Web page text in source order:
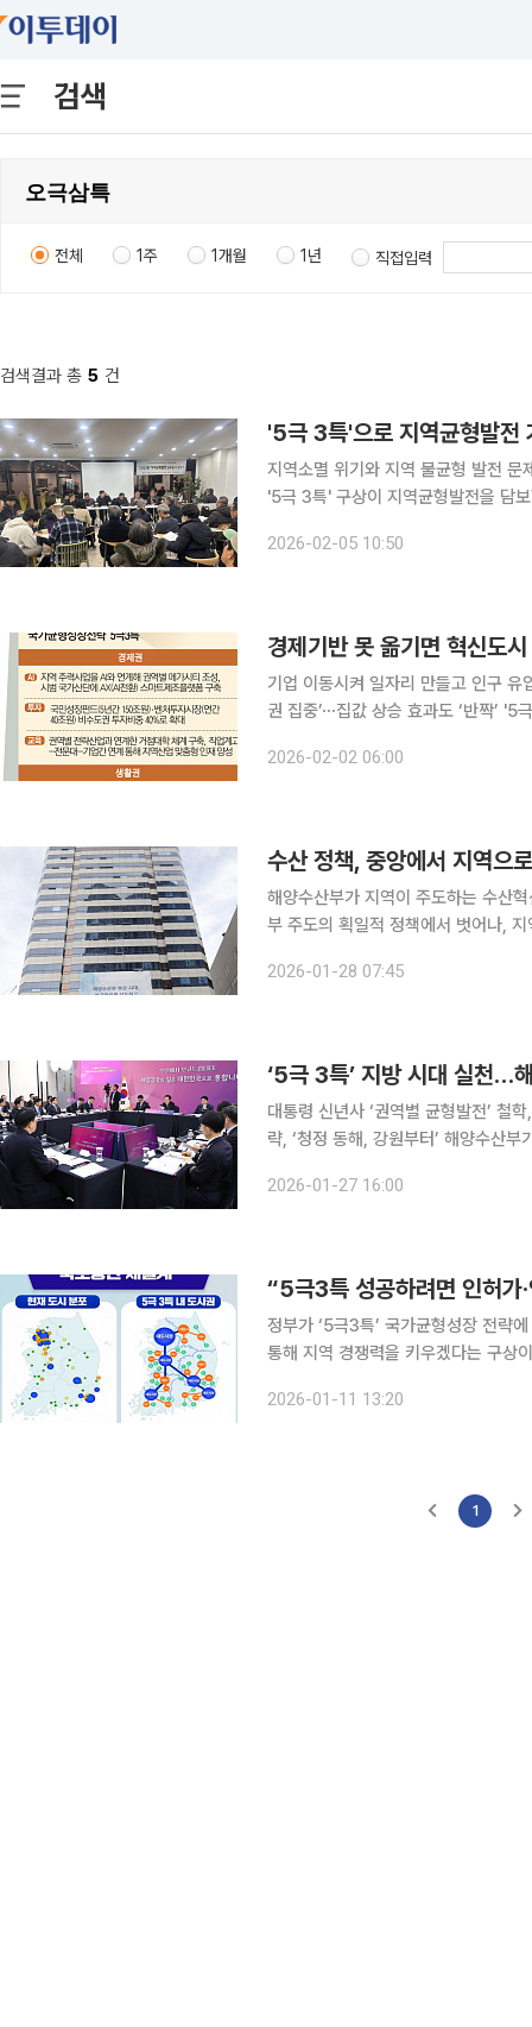
검색
전체 1주 1개월 1년 직접입력
검색결과 총 5 건
'5극 3특'으로 지역균형발전
지역소멸 위기와 지역 불균형 발전 문
'5극 3특' 구상이 지역균형발전을 담보할
특, 지역균형발전 담보할 수 있나?’를
2026-02-05 10:50
기업 이동시켜 일자리 만들고 인구 유
권 집중’⋯집값 상승 효과도 ‘반짝’ '5극 3특'은 수도권에 과도하게 몰린 주거 수요를 권역 거점으로
등 일자리가 옮겨가면서 인구 유입과
2026-02-02 06:00
수산 정책, 중앙에서 지역으
해양수산부가 지역이 주도하는 수산
부 주도의 획일적 정책에서 벗어나,
통령 신년사 기조를 수산 분야에서 가
2026-01-28 07:45
‘5극 3특’ 지방 시대 실천…
대통령 신년사 ‘권역별 균형발전’ 철
략, ‘청정 동해, 강원부터’ 해양수산부가 2026년 이재명 정부의 수도권 일극 체제를 넘어서는 ‘5극
성을 정밀하게 반영한 ‘지역별 맞춤형
2026-01-27 16:00
“5극3특 성공하려면 인허가
정부가 ‘5극3특’ 국가균형성장 전략
통해 지역 경쟁력을 키우겠다는 구상
석 더불어민주당 의원은 최근 ‘광역
2026-01-11 13:20
1